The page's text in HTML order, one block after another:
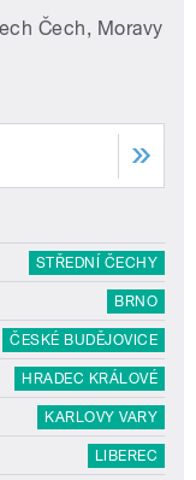
Čech, Moravy
STŘEDNÍ ČECHY
BRNO
ČESKÉ BUDĚJOVICE
HRADEC KRÁLOVÉ
KARLOVY VARY
LIBEREC